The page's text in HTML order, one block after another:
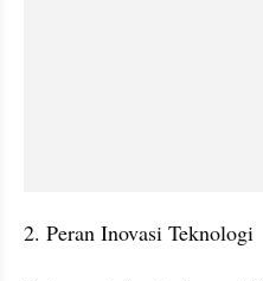
2. Peran Inovasi Teknologi